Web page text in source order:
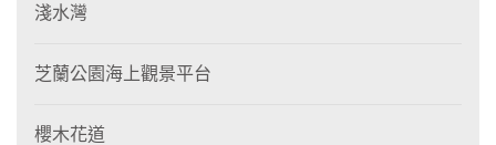
淺水灣
芝蘭公園海上觀景平台
櫻木花道